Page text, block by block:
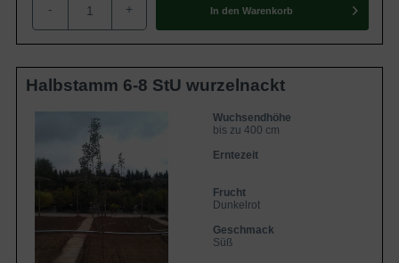
- + In den Warenkorb
Halbstamm 6-8 StU wurzelnackt
Wuchsendhöhe
bis zu 400 cm
Erntezeit
Frucht
Dunkelrot
Geschmack
Süß